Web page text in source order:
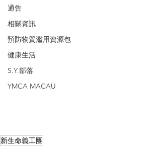
通告
相關資訊
預防物質濫用資源包
健康生活
S.Y.部落
YMCA MACAU
新生命義工團